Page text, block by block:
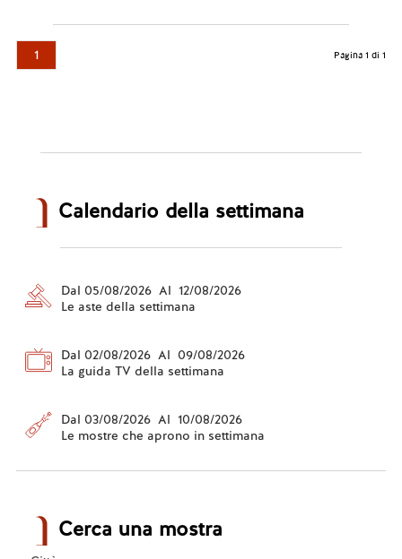
1 Pagina 1 di 1
Calendario della settimana
Dal 05/08/2026 Al 12/08/2026
Le aste della settimana
Dal 02/08/2026 Al 09/08/2026
La guida TV della settimana
Dal 03/08/2026 Al 10/08/2026
Le mostre che aprono in settimana
Cerca una mostra